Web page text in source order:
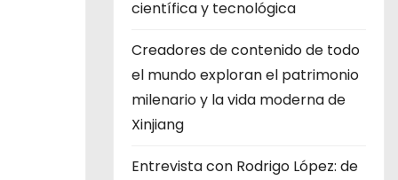
científica y tecnológica
Creadores de contenido de todo
el mundo exploran el patrimonio
milenario y la vida moderna de
Xinjiang
Entrevista con Rodrigo López: de